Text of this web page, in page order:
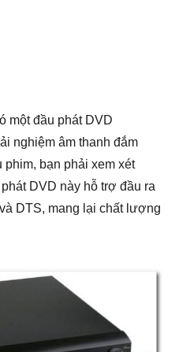
một đầu phát DVD
nghiệm âm thanh đắm
bạn phải xem xét
DVD này hỗ trợ đầu ra
DTS, mang lại chất lượng